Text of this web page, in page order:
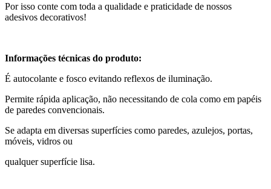
Por isso conte com toda a qualidade e praticidade de nossos
adesivos decorativos!
Informações técnicas do produto:
É autocolante e fosco evitando reflexos de iluminação.
Permite rápida aplicação, não necessitando de cola como em papéis
de paredes convencionais.
Se adapta em diversas superfícies como paredes, azulejos, portas,
móveis, vidros ou
qualquer superfície lisa.